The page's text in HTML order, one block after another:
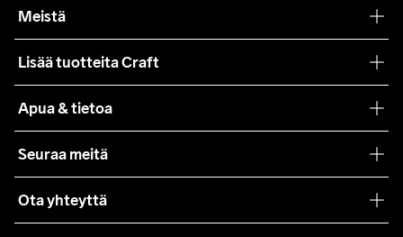
Meistä
Lisää tuotteita Craft
Yhteistyöt
Lehdistö
Apua & tietoa
Käyttöehdot
Asiakaspalvelu
Seuraa meitä
Ota yhteyttä